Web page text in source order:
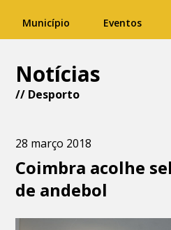
Município Eventos
Notícias
// Desporto
28 março 2018
Coimbra acolhe
de andebol